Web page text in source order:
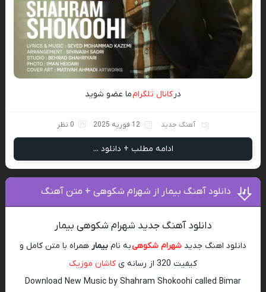
درکانال تلگرامما عضو شوید
آهنگ جدید 12 فوریه 2025 0 نظر
ادامه مطلب + دانلود ...
دانلود آهنگ بیمار از شهرام شکوهی + متن آهنگ
دانلود آهنگ جدید شهرام شکوهی بیمار
دانلود اهنگ جدید شهرام شکوهیبه نام بیمار همراه با متن کامل و
کیفیت 320 از رسانه ی
کاشان موزیک
Download New Music by Shahram Shokoohi called Bimar